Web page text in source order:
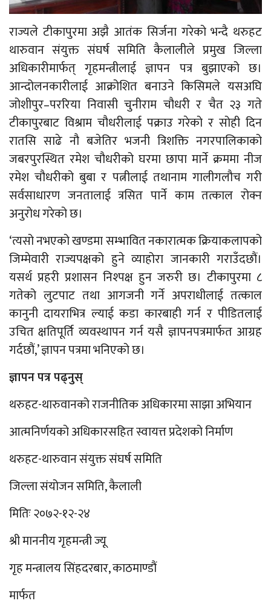
राज्यले टीकापुरमा अझै आतंक सिर्जना गरेको भन्दै थरुहट
थारुवान संयुक्त संघर्ष समिति कैलालीले प्रमुख जिल्ला
अधिकारीमार्फत् गृहमन्त्रीलाई ज्ञापन पत्र बुझाएको छ।
आन्दोलनकारीलाई आक्रोशित बनाउने किसिमले यसअघि
जोशीपुर–पररिया निवासी चुनीराम चौधरी र चैत २३ गते
टीकापुरबाट विश्राम चौधरीलाई पक्राउ गरेको र सोही दिन
रातसि साढे नौ बजेतिर भजनी त्रिशक्ति नगरपालिकाको
जबरपुरस्थित रमेश चौधरीको घरमा छापा मार्ने क्रममा नीज
रमेश चौधरीको बुबा र पत्नीलाई तथानाम गालीगलौच गरी
सर्वसाधारण जनतालाई त्रसित पार्ने काम तत्काल रोक्न
अनुरोध गरेको छ।
‘त्यसो नभएको खण्डमा सम्भावित नकारात्मक क्रियाकलापको
जिम्मेवारी राज्यपक्षको हुने व्याहोरा जानकारी गराउँदछौं।
यसर्थ प्रहरी प्रशासन निश्पक्ष हुन जरुरी छ। टीकापुरमा ८
गतेको लुटपाट तथा आगजनी गर्ने अपराधीलाई तत्काल
कानुनी दायराभित्र ल्याई कडा कारबाही गर्न र पीडितलाई
उचित क्षतिपूर्ति व्यवस्थापन गर्न यसै ज्ञापनपत्रमार्फत आग्रह
गर्दछौं,’ ज्ञापन पत्रमा भनिएको छ।
ज्ञापन पत्र पढ्नुस्
थरुहट-थारुवानको राजनीतिक अधिकारमा साझा अभियान
आत्मनिर्णयको अधिकारसहित स्वायत्त प्रदेशको निर्माण
थरुहट-थारुवान संयुक्त संघर्ष समिति
जिल्ला संयोजन समिति, कैलाली
मितिः २०७२-१२-२४
श्री माननीय गृहमन्त्री ज्यू
गृह मन्त्रालय सिंहदरबार, काठमाण्डौं
मार्फत